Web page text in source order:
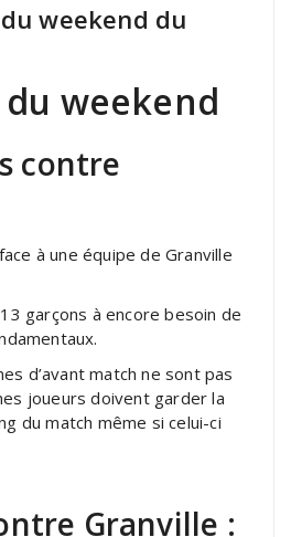
weekend du
weekend
contre
à une équipe de Granville
garçons à encore besoin de
d’avant match ne sont pas
joueurs doivent garder la
du match même si celui-ci
Granville :